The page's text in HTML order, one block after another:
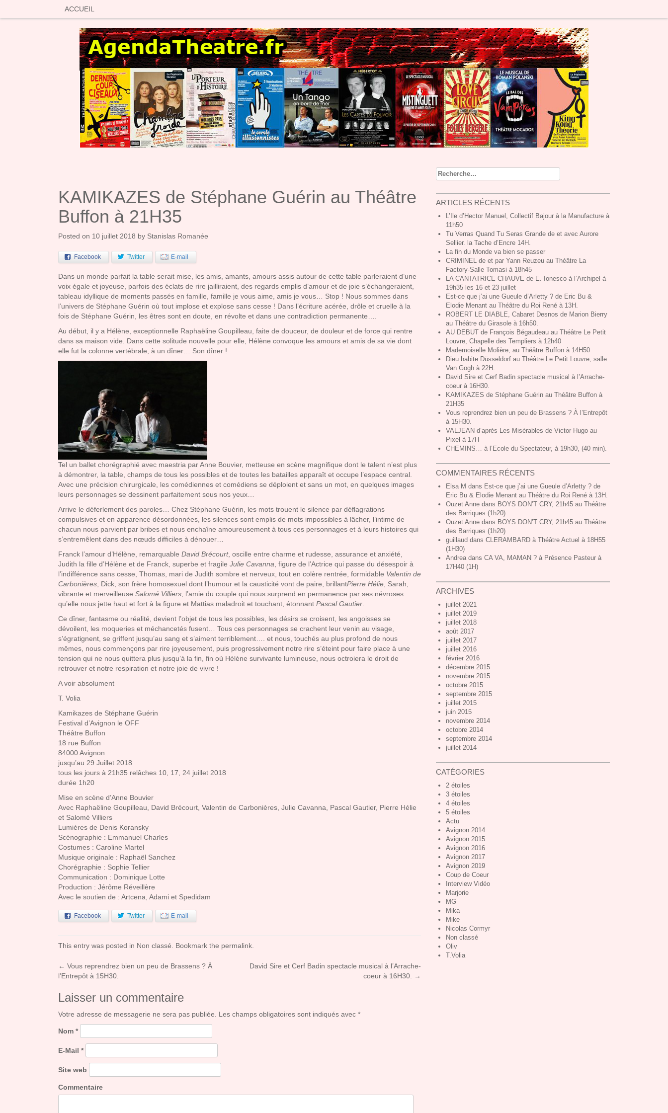
SKIP TO CONTENT
ACCUEIL
KAMIKAZES de Stéphane Guérin au Théâtre
Buffon à 21H35
Posted on 10 juillet 2018 by Stanislas Romanée
Facebook Twitter E-mail
Dans un monde parfait la table serait mise, les amis, amants, amours assis autour de cette table parleraient d’une
voix égale et joyeuse, parfois des éclats de rire jailliraient, des regards emplis d’amour et de joie s’échangeraient,
tableau idyllique de moments passés en famille, famille je vous aime, amis je vous… Stop ! Nous sommes dans
l’univers de Stéphane Guérin où tout implose et explose sans cesse ! Dans l’écriture acérée, drôle et cruelle à la
fois de Stéphane Guérin, les êtres sont en doute, en révolte et dans une contradiction permanente….
Au début, il y a Hélène, exceptionnelle Raphaëline Goupilleau, faite de douceur, de douleur et de force qui rentre
dans sa maison vide. Dans cette solitude nouvelle pour elle, Hélène convoque les amours et amis de sa vie dont
elle fut la colonne vertébrale, à un dîner… Son dîner !
Tel un ballet chorégraphié avec maestria par Anne Bouvier, metteuse en scène magnifique dont le talent n’est plus
à démontrer, la table, champs de tous les possibles et de toutes les batailles apparaît et occupe l’espace central.
Avec une précision chirurgicale, les comédiennes et comédiens se déploient et sans un mot, en quelques images
leurs personnages se dessinent parfaitement sous nos yeux…
Arrive le déferlement des paroles… Chez Stéphane Guérin, les mots trouent le silence par déflagrations
compulsives et en apparence désordonnées, les silences sont emplis de mots impossibles à lâcher, l’intime de
chacun nous parvient par bribes et nous enchaîne amoureusement à tous ces personnages et à leurs histoires qui
s’entremêlent dans des nœuds difficiles à dénouer…
Franck l’amour d’Hélène, remarquable David Brécourt, oscille entre charme et rudesse, assurance et anxiété,
Judith la fille d’Hélène et de Franck, superbe et fragile Julie Cavanna , figure de l’Actrice qui passe du désespoir à
l’indifférence sans cesse, Thomas, mari de Judith sombre et nerveux, tout en colère rentrée, formidable Valentin de
Carbonières , Dick, son frère homosexuel dont l’humour et la causticité vont de paire, brillantPierre Hélie , Sarah,
vibrante et merveilleuse Salomé Villiers , l’amie du couple qui nous surprend en permanence par ses névroses
qu’elle nous jette haut et fort à la figure et Mattias maladroit et touchant, étonnant Pascal Gautier
Ce dîner, fantasme ou réalité, devient l’objet de tous les possibles, les désirs se croisent, les angoisses se
dévoilent, les moqueries et méchancetés fusent… Tous ces personnages se crachent leur venin au visage,
s’égratignent, se griffent jusqu’au sang et s’aiment terriblement…. et nous, touchés au plus profond de nous
mêmes, nous commençons par rire joyeusement, puis progressivement notre rire s’éteint pour faire place à une
tension qui ne nous quittera plus jusqu’à la fin, fin où Hélène survivante lumineuse, nous octroiera le droit de
retrouver et notre respiration et notre joie de vivre !
A voir absolument
T. Volia
Kamikazes de Stéphane Guérin
Festival d’Avignon le OFF
Théâtre Buffon
18 rue Buffon
84000 Avignon
jusqu’au 29 Juillet 2018
tous les jours à 21h35 relâches 10, 17, 24 juillet 2018
durée 1h20
Mise en scène d’Anne Bouvier
Avec Raphaëline Goupilleau, David Brécourt, Valentin de Carbonières, Julie Cavanna, Pascal Gautier, Pierre Hélie
et Salomé Villiers
Lumières de Denis Koransky
Scénographie : Emmanuel Charles
Costumes : Caroline Martel
Musique originale : Raphaël Sanchez
Chorégraphie : Sophie Tellier
Communication : Dominique Lotte
Production : Jérôme Réveillère
Avec le soutien de : Artcena, Adami et Spedidam
Facebook Twitter E-mail
This entry was posted in Non classé . Bookmark the permalink
Post navigation
← Vous reprendrez bien un peu de Brassens ? À
l’Entrepôt à 15H30.
David Sire et Cerf Badin spectacle musical à l’Arrache-
coeur à 16H30.
→
Laisser un commentaire
Votre adresse de messagerie ne sera pas publiée. Les champs obligatoires sont indiqués avec *
Nom *
E-Mail *
Site web
Commentaire
Recherche pour :
ARTICLES RÉCENTS
L’Ile d’Hector Manuel, Collectif Bajour à la Manufacture à
11h50
Tu Verras Quand Tu Seras Grande de et avec Aurore
Sellier. la Tache d’Encre 14H.
La fin du Monde va bien se passer
CRIMINEL de et par Yann Reuzeu au Théâtre La
Factory-Salle Tomasi à 18h45
LA CANTATRICE CHAUVE de E. Ionesco à l’Archipel à
19h35 les 16 et 23 juillet
Est-ce que j’ai une Gueule d’Arletty ? de Eric Bu &
Elodie Menant au Théâtre du Roi René à 13H.
ROBERT LE DIABLE, Cabaret Desnos de Marion Bierry
au Théâtre du Girasole à 16h50.
AU DEBUT de François Bégaudeau au Théâtre Le Petit
Louvre, Chapelle des Templiers à 12h40
Mademoiselle Molière, au Théâtre Buffon à 14H50
Dieu habite Düsseldorf au Théâtre Le Petit Louvre, salle
Van Gogh à 22H.
David Sire et Cerf Badin spectacle musical à l’Arrache-
coeur à 16H30.
KAMIKAZES de Stéphane Guérin au Théâtre Buffon à
21H35
Vous reprendrez bien un peu de Brassens ? À l’Entrepôt
à 15H30.
VALJEAN d’après Les Misérables de Victor Hugo au
Pixel à 17H
CHEMINS… à l’Ecole du Spectateur, à 19h30, (40 min).
COMMENTAIRES RÉCENTS
Elsa M dans Est-ce que j’ai une Gueule d’Arletty ? de
Eric Bu & Elodie Menant au Théâtre du Roi René à 13H.
Ouzet Anne dans BOYS DON’T CRY, 21h45 au Théâtre
des Barriques (1h20)
Ouzet Anne dans BOYS DON’T CRY, 21h45 au Théâtre
des Barriques (1h20)
guillaud dans CLERAMBARD à Théâtre Actuel à 18H55
(1H30)
Andrea dans CA VA, MAMAN ? à Présence Pasteur à
17H40 (1H)
ARCHIVES
juillet 2021
juillet 2019
juillet 2018
août 2017
juillet 2017
juillet 2016
février 2016
décembre 2015
novembre 2015
octobre 2015
septembre 2015
juillet 2015
juin 2015
novembre 2014
octobre 2014
septembre 2014
juillet 2014
CATÉGORIES
2 étoiles
3 étoiles
4 étoiles
5 étoiles
Actu
Avignon 2014
Avignon 2015
Avignon 2016
Avignon 2017
Avignon 2019
Coup de Coeur
Interview Vidéo
Marjorie
MG
Mika
Mike
Nicolas Cormyr
Non classé
Oliv
T.Volia